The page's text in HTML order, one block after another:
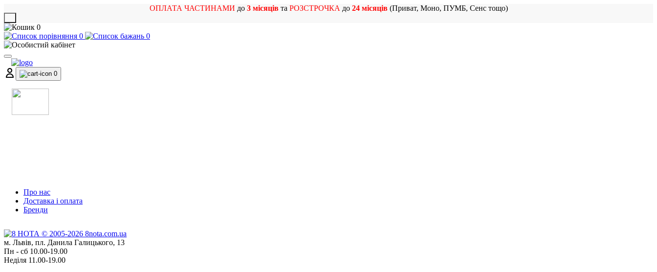
ОПЛАТА ЧАСТИНАМИ до 3 місяцівта РОЗСТРОЧКА до 24 місяців(Приват, Моно, ПУМБ, Сенс тощо)
0
0
0
0
Про нас
Доставка і оплата
Бренди
м. Львів, пл. Данила Галицького, 13
Пн - сб 10.00-19.00
Неділя 11.00-19.00